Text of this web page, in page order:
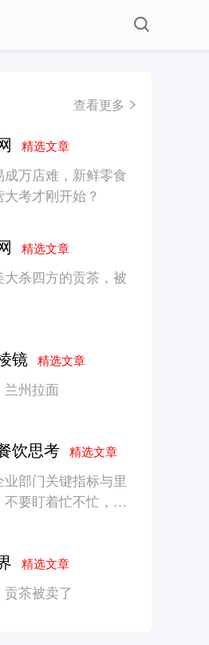
查看更多
精选文章
成万店难，新鲜零食
大考才刚开始？
精选文章
大杀四方的贡茶，被
镜精选文章
兰州拉面
饮思考精选文章
业部门关键指标与里
不要盯着忙不忙，要
精选文章
贡茶被卖了